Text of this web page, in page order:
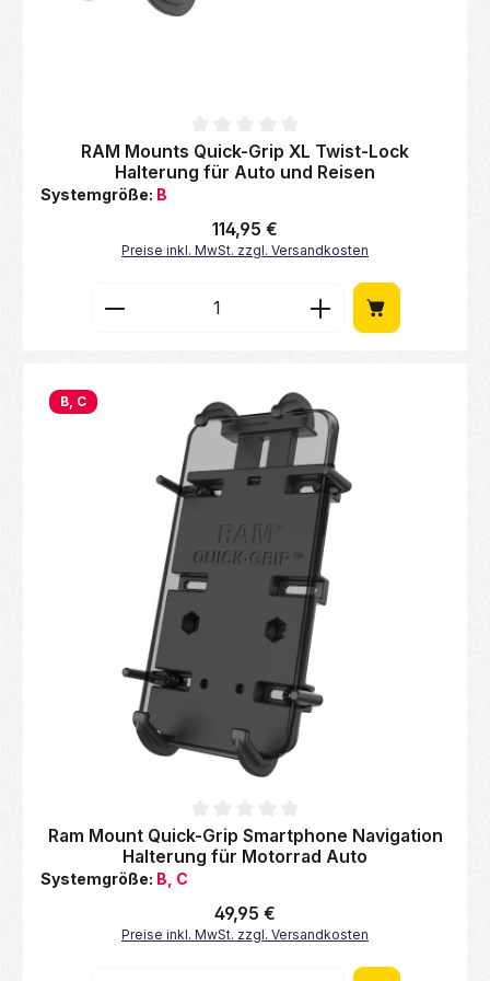
Durchschnittliche Bewertung von 0 von 5 Sternen
RAM Mounts Quick-Grip XL Twist-Lock
Halterung für Auto und Reisen
Systemgröße: B
Regulärer Preis:
114,95 €
Preise inkl. MwSt. zzgl. Versandkosten
Produkt Anzahl: Gib den gewünschten
B, C
Durchschnittliche Bewertung von 0 von 5 Sternen
Ram Mount Quick-Grip Smartphone Navigation
Halterung für Motorrad Auto
Systemgröße: B, C
Regulärer Preis:
49,95 €
Preise inkl. MwSt. zzgl. Versandkosten